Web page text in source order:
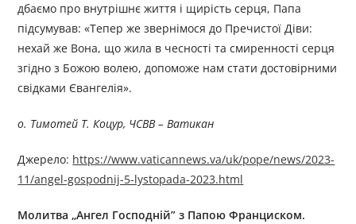
дбаємо про внутрішнє життя і щирість серця, Папа
підсумував: «Тепер же звернімося до Пречистої Діви:
нехай же Вона, що жила в чесності та смиренності серця
згідно з Божою волею, допоможе нам стати достовірними
свідками Євангелія».
о. Тимотей Т. Коцур, ЧСВВ – Ватикан
Джерелo: https://www.vaticannews.va/uk/pope/news/2023-
11/angel-gospodnij-5-lystopada-2023.html
Молитва „Ангел Господній” з Папою Франциском.